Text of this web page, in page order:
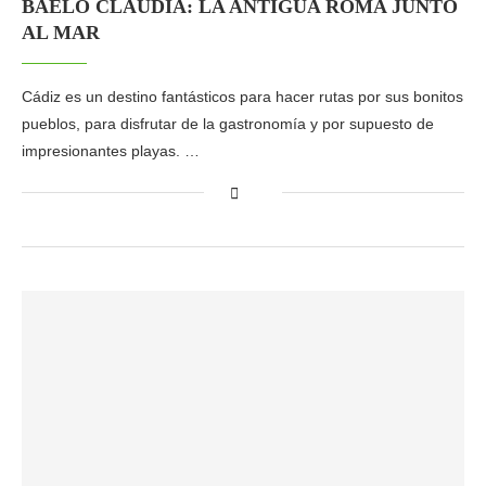
BAELO CLAUDIA: LA ANTIGUA ROMA JUNTO
AL MAR
Cádiz es un destino fantásticos para hacer rutas por sus bonitos
pueblos, para disfrutar de la gastronomía y por supuesto de
impresionantes playas. …